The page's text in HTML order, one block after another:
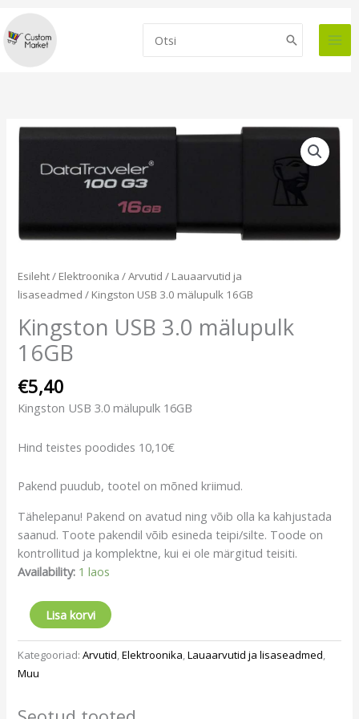
to
content
for:
Esileht/ Elektroonika /Arvutid / Lauaarvutid ja
lisaseadmed / Kingston USB 3.0 mälupulk 16GB
Kingston USB 3.0 mälupulk
16GB
€5,40
Kingston USB 3.0 mälupulk 16GB
Hind teistes poodides 10,10€
Pakend puudub, tootel on mõned kriimud.
Tähelepanu! Pakend on avatud ning võib olla ka kahjustada
saanud. Toote pakendil võib esineda teipi/silte. Toode on
kontrollitud ja komplektne, kui ei ole märgitud teisiti.
Availability: 1 laos
Kingston
kogus
Lisa korvi
Kategooriad:Arvutid,Elektroonika,Lauaarvutid ja lisaseadmed,
Muu